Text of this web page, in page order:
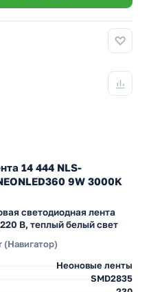
14 444 NLS-
9W 3000K
светодиодная лента
В, теплый белый свет
(Навигатор)
Неоновые ленты
SMD2835